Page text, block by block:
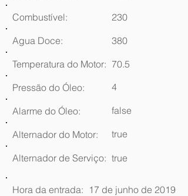
Combustível:
230
Agua Doce:
380
Temperatura do Motor: 70.5
Pressão do Óleo:
4
Alarme do Óleo: false
Alternador do Motor: true
Alternador de Serviço: true
Hora da entrada: 17 de junho de 2019